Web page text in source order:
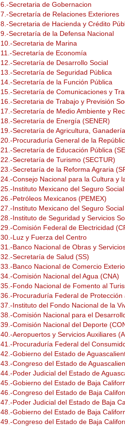
6.-Secretaria de Gobernacion
7.-Secretaría de Relaciones Exteriores
8.-Secretaria de Hacienda y Crédito
9.-Secretaría de la Defensa Nacional
10.-Secretaria de Marina
11.-Secretaría de Economía
12.-Secretaría de Desarrollo Social
13.-Secretaría de Seguridad Pública
14.-Secretaría de la Función Pública
15.-Secretaría de Comunicaciones y
16.-Secretaria de Trabajo y Previsión
17.-Secretaría de Medio Ambiente y
18.-Secretaría de Energía (SENER)
19.-Secretaría de Agricultura,
20.-Procuraduría General de la
21.-Secretarí­a de Educación Pública
22.-Secretarí­a de Turismo (SECTUR)
23.-Secretarí­a de la Reforma Agraria
24.-Consejo Nacional para la Cultura y
25.-Instituto Mexicano del Seguro
26.-Petróleos Mexicanos (PEMEX)
27.-Instituto Mexicano del Seguro
28.-Instituto de Seguridad y Servicios
29.-Comisión Federal de Electricidad
30.-Luz y Fuerza del Centro
31.-Banco Nacional de Obras y
32.-Secretarí­a de Salud (SS)
33.-Banco Nacional de Comercio
34.-Comisión Nacional del Agua (CNA)
35.-Fondo Nacional de Fomento al
36.-Procuradurí­a Federal de Protección
37.-Instituto del Fondo Nacional de la
38.-Comisión Nacional para el
39.-Comisión Nacional del Deporte
40.-Aeropuertos y Servicios Auxiliares
41.-Procuradurí­a Federal del
42.-Gobierno del Estado de
43.-Congreso del Estado de
44.-Poder Judicial del Estado de
45.-Gobierno del Estado de Baja
46.-Congreso del Estado de Baja
47.-Poder Judicial del Estado de Baja
48.-Gobierno del Estado de Baja
49.-Congreso del Estado de Baja